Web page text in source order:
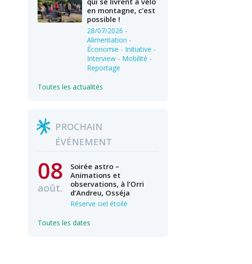
en montagne, c’est
possible !
28/07/2026 -
Alimentation -
Économie - Initiative -
Interview - Mobilité -
Reportage
Toutes les actualités
PROCHAIN
ÉVÉNEMENT
08
août.
Soirée astro –
Animations et
observations, à l’Orri
d’Andreu, Osséja
Réserve ciel étoilé
Toutes les dates